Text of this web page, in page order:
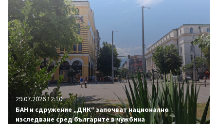
29.07.2026 12:10
БАН и сдружение „ДНК“ започват национално
изследване сред българите в чужбина